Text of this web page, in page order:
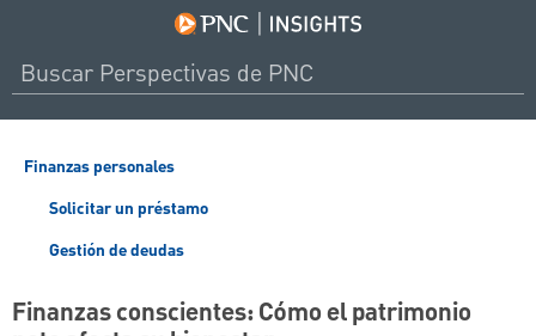
Finanzas personales
Solicitar un préstamo
Gestión de deudas
Finanzas conscientes: Cómo el patrimonio